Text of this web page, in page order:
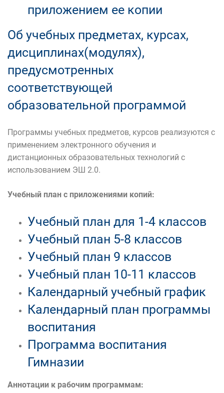
приложением ее копии
Об учебных предметах, курсах,
дисциплинах(модулях),
предусмотренных
соответствующей
образовательной программой
Программы учебных предметов, курсов реализуются с
применением электронного обучения и
дистанционных образовательных технологий с
использованием ЭШ 2.0.
Учебный план с приложениями копий:
Учебный план для 1-4 классов
Учебный план 5-8 классов
Учебный план 9 классов
Учебный план 10-11 классов
Календарный учебный график
Календарный план программы
воспитания
Программа воспитания
Гимназии
Аннотации к рабочим программам: